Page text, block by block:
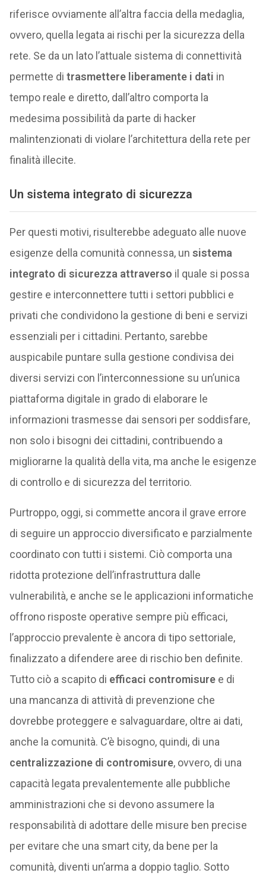
riferisce ovviamente all’altra faccia della medaglia,
ovvero, quella legata ai rischi per la sicurezza della
rete. Se da un lato l’attuale sistema di connettività
permette di trasmettere liberamente i dati in
tempo reale e diretto, dall’altro comporta la
medesima possibilità da parte di hacker
malintenzionati di violare l’architettura della rete per
finalità illecite.
Un sistema integrato di sicurezza
Per questi motivi, risulterebbe adeguato alle nuove
esigenze della comunità connessa, un sistema
integrato di sicurezza attraverso il quale si possa
gestire e interconnettere tutti i settori pubblici e
privati che condividono la gestione di beni e servizi
essenziali per i cittadini. Pertanto, sarebbe
auspicabile puntare sulla gestione condivisa dei
diversi servizi con l’interconnessione su un’unica
piattaforma digitale in grado di elaborare le
informazioni trasmesse dai sensori per soddisfare,
non solo i bisogni dei cittadini, contribuendo a
migliorarne la qualità della vita, ma anche le esigenze
di controllo e di sicurezza del territorio.
Purtroppo, oggi, si commette ancora il grave errore
di seguire un approccio diversificato e parzialmente
coordinato con tutti i sistemi. Ciò comporta una
ridotta protezione dell’infrastruttura dalle
vulnerabilità, e anche se le applicazioni informatiche
offrono risposte operative sempre più efficaci,
l’approccio prevalente è ancora di tipo settoriale,
finalizzato a difendere aree di rischio ben definite.
Tutto ciò a scapito di efficaci contromisuree di
una mancanza di attività di prevenzione che
dovrebbe proteggere e salvaguardare, oltre ai dati,
anche la comunità. C’è bisogno, quindi, di una
centralizzazione di contromisure, ovvero, di una
capacità legata prevalentemente alle pubbliche
amministrazioni che si devono assumere la
responsabilità di adottare delle misure ben precise
per evitare che una smart city, da bene per la
comunità, diventi un’arma a doppio taglio. Sotto